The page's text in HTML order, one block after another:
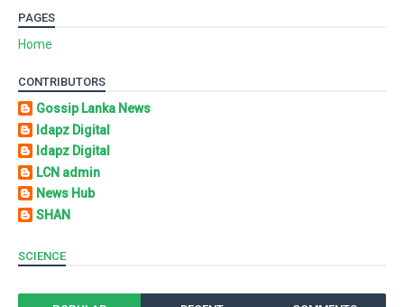
PAGES
Home
CONTRIBUTORS
Gossip Lanka News
Idapz Digital
Idapz Digital
LCN admin
News Hub
SHAN
SCIENCE